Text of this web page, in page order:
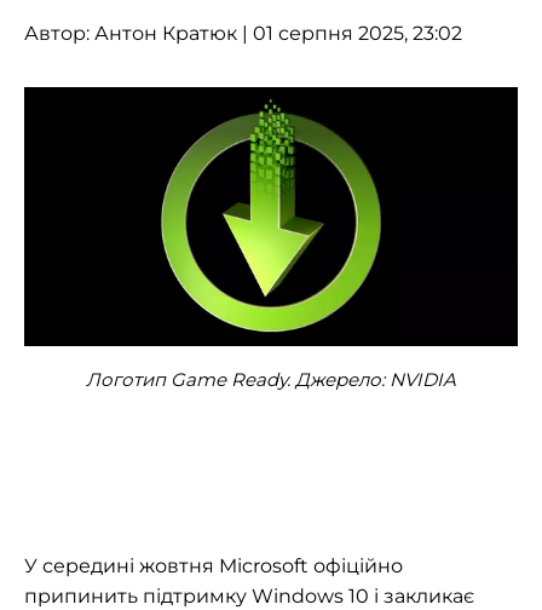
Автор: Антон Кратюк | 01 серпня 2025, 23:02
Логотип Game Ready. Джерело: NVIDIA
У середині жовтня Microsoft офіційно
припинить підтримку Windows 10 і закликає